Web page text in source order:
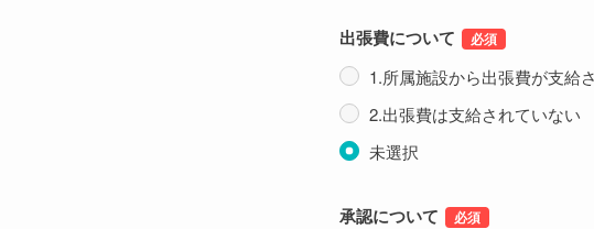
出張費について
1.所属施設から出張費が支給
2.出張費は支給されていない
未選択
承認について